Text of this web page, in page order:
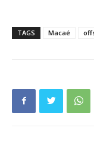
TAGS Macaé